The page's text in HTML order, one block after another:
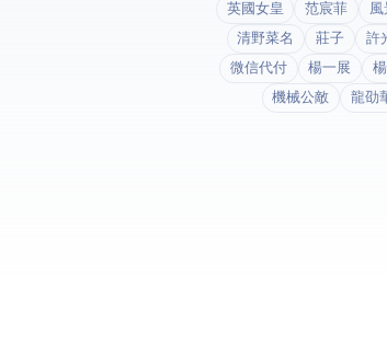
英國女皇
范宸菲 風
清野菜名
莊子 許
微信代付
楊一展
機械公敵
龍劭